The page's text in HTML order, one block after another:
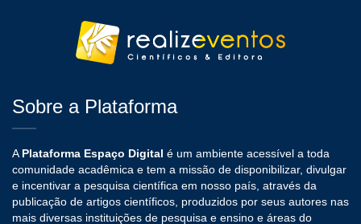
Sobre a Plataforma
A Plataforma Espaço Digital é um ambiente acessível a toda
comunidade acadêmica e tem a missão de disponibilizar, divulgar
e incentivar a pesquisa científica em nosso país, através da
publicação de artigos científicos, produzidos por seus autores nas
mais diversas instituições de pesquisa e ensino e áreas do